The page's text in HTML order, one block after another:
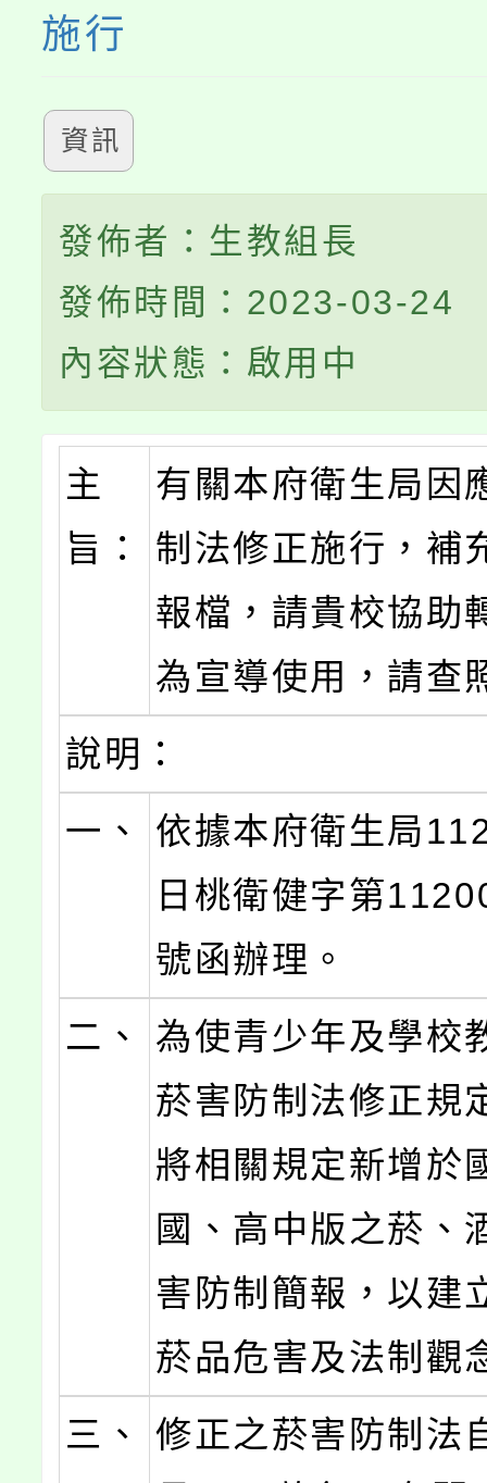
施行
資訊
發佈者：生教組長
發佈時間：2023-03-24
內容狀態：啟用中
主
旨：
有關本府衛生局因
制法修正施行，補
報檔，請貴校協助
為宣導使用，請查
說明：
一、
依據本府衛生局
日桃衛健字第
號函辦理。
二、
為使青少年及學校
菸害防制法修正規
將相關規定新增於
國、高中版之菸、
害防制簡報，以建
菸品危害及法制觀
三、
修正之菸害防制法